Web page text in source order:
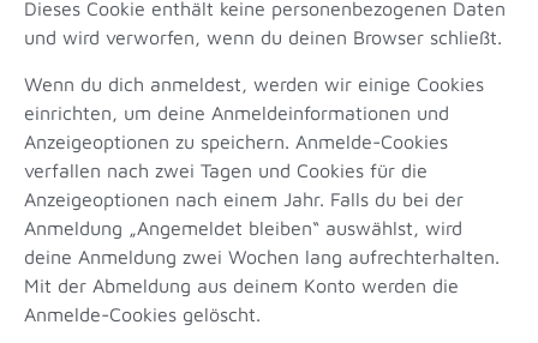
Dieses Cookie enthält keine personenbezogenen Daten
und wird verworfen, wenn du deinen Browser schließt.
Wenn du dich anmeldest, werden wir einige Cookies
einrichten, um deine Anmeldeinformationen und
Anzeigeoptionen zu speichern. Anmelde-Cookies
verfallen nach zwei Tagen und Cookies für die
Anzeigeoptionen nach einem Jahr. Falls du bei der
Anmeldung „Angemeldet bleiben“ auswählst, wird
deine Anmeldung zwei Wochen lang aufrechterhalten.
Mit der Abmeldung aus deinem Konto werden die
Anmelde-Cookies gelöscht.